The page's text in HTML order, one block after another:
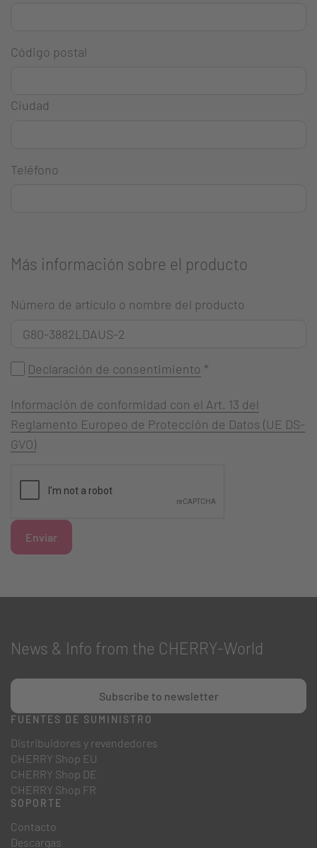
Código postal
Ciudad
Teléfono
Más información sobre el producto
Número de artículo o nombre del producto
Declaración de consentimiento *
Información de conformidad con el Art. 13 del
Reglamento Europeo de Protección de Datos (UE DS-
GVO)
Enviar
News & Info from the CHERRY-World
Subscribe to newsletter
FUENTES DE SUMINISTRO
Distribuidores y revendedores
CHERRY Shop EU
CHERRY Shop DE
CHERRY Shop FR
SOPORTE
Contacto
Descargas